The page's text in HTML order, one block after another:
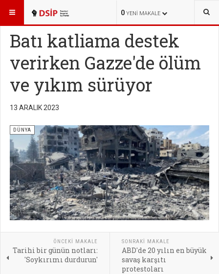
0 YENI MAKALE
BURADASINIZ: HABERLER
Batı katliama destek
verirken Gazze'de ölüm
ve yıkım sürüyor
13 ARALIK 2023
DÜNYA
ÖNCEKI MAKALE
Tarihi bir günün notları:
'Soykırımı durdurun'
SONRAKI MAKALE
ABD'de 20 yılın en büyük
savaş karşıtı
protestoları